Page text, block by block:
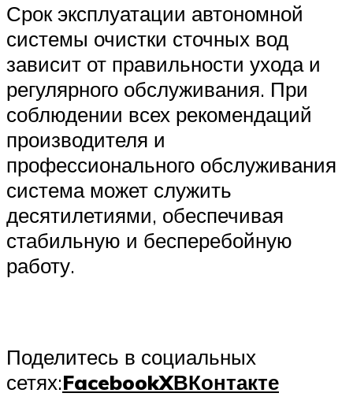
Срок эксплуатации автономной
системы очистки сточных вод
зависит от правильности ухода и
регулярного обслуживания. При
соблюдении всех рекомендаций
производителя и
профессионального обслуживания
система может служить
десятилетиями, обеспечивая
стабильную и бесперебойную
работу.
Поделитесь в социальных
сетях:FacebookXВКонтакте